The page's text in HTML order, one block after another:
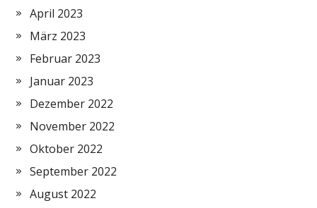
April 2023
März 2023
Februar 2023
Januar 2023
Dezember 2022
November 2022
Oktober 2022
September 2022
August 2022